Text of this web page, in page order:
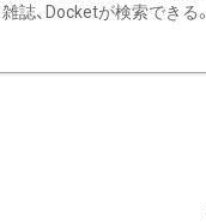
雑誌、Docketが検索できる。